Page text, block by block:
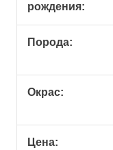
рождения:
Порода:
Окрас:
Цена: